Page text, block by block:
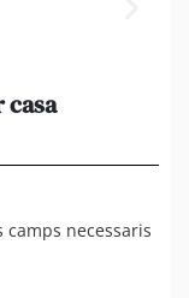
casa
camps necessaris